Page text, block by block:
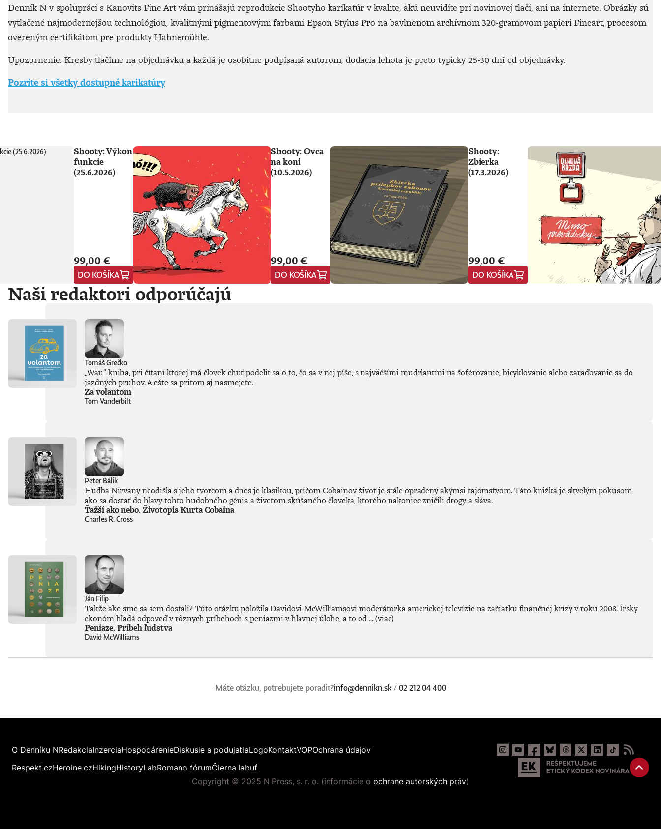
Denník N v spolupráci s Kanovits Fine Art vám prinášajú reprodukcie Shootyho karikatúr v kvalite, akú neuvidíte pri novinovej tlači, ani na internete. Obrázky sú
vytlačené najmodernejšou technológiou, kvalitnými pigmentovými farbami Epson Stylus Pro na bavlnenom archívnom 320-gramovom papieri Fineart, procesom
overeným certifikátom pre produkty Hahnemühle.
Upozornenie: Kresby tlačíme na objednávku a každá je osobitne podpísaná autorom, dodacia lehota je preto typicky 25-30 dní od objednávky.
Pozrite si všetky dostupné karikatúry
Shooty: Výkon
funkcie
(25.6.2026)
99,00 €
DO KOŠÍKA
Shooty: Ovca
na koni
(10.5.2026)
99,00 €
DO KOŠÍKA
Shooty:
Zbierka
(17.3.2026)
99,00 €
DO KOŠÍKA
Naši redaktori odporúčajú
Tomáš Grečko
„Wau“ kniha, pri čítaní ktorej má človek chuť podeliť sa o to, čo sa v nej píše, s najväčšími mudrlantmi na šoférovanie, bicyklovanie alebo zaraďovanie sa do
jazdných pruhov. A ešte sa pritom aj nasmejete.
Za volantom
Tom Vanderbilt
Peter Bálik
Hudba Nirvany neodišla s jeho tvorcom a dnes je klasikou, pričom Cobainov život je stále opradený akýmsi tajomstvom. Táto knižka je skvelým pokusom
ako sa dostať do hlavy tohto hudobného génia a životom skúšaného človeka, ktorého nakoniec zničili drogy a sláva.
Ťažší ako nebo. Životopis Kurta Cobaina
Charles R. Cross
Ján Filip
Takže ako sme sa sem dostali? Túto otázku položila Davidovi McWilliamsovi moderátorka americkej televízie na začiatku finančnej krízy v roku 2008. Írsky
ekonóm hľadá odpoveď v rôznych príbehoch s peniazmi v hlavnej úlohe, a to od ...(viac)
Peniaze. Príbeh ľudstva
David McWilliams
Máte otázku, potrebujete poradiť?info@dennikn.sk/02 212 04 400
O Denníku NRedakciaInzerciaHospodárenieDiskusie a podujatiaLogoKontaktVOPOchrana údajov
Respekt.czHeroine.czHikingHistoryLabRomano fórumČierna labuť
Copyright © 2025 N Press, s. r. o. (informácie o ochrane autorských práv)